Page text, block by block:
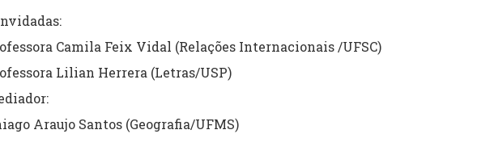
Camila Feix Vidal (Relações Internacionais /UFSC)
Lilian Herrera (Letras/USP)
Araujo Santos (Geografia/UFMS)